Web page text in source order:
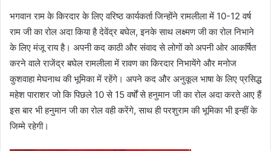
भगवान राम के किरदार के लिए वरिष्ठ कार्यकर्ता जिन्होंने रामलीला में 10-12 वर्ष
राम जी का रोल अदा किया है देवेंद्र बघेल, इनके साथ लक्ष्मण जी का रोल निभाने
के लिए मंजू राय है। अपनी कद काठी और संवाद से लोगों को अपनी ओर आकर्षित
करने वाले राजेंद्र बघेल रामलीला में रावण का किरदार निभायेंगे और मनोज
कुशवाहा मेघनाथ की भूमिका में रहेंगे। अपने कद और अनुकूल भाषा के लिए प्रसिद्ध
महेश पाराशर जो कि पिछले 10 से 15 वर्षों से हनुमान जी का रोल अदा करते आए हैं
इस बार भी हनुमान जी का रोल वही करेंगे, साथ ही परशुराम की भूमिका भी इन्हीं के
जिम्मे रहेगी।